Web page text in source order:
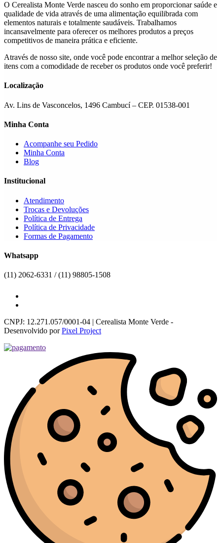
O Cerealista Monte Verde nasceu do sonho em proporcionar saúde e
qualidade de vida através de uma alimentação equilibrada com
elementos naturais e totalmente saudáveis. Trabalhamos
incansavelmente para oferecer os melhores produtos a preços
competitivos de maneira prática e eficiente.
Através de nosso site, onde você pode encontrar a melhor seleção de
itens com a comodidade de receber os produtos onde você preferir!
Localização
Av. Lins de Vasconcelos, 1496 Cambucí – CEP. 01538-001
Minha Conta
Acompanhe seu Pedido
Minha Conta
Blog
Institucional
Atendimento
Trocas e Devoluções
Política de Entrega
Política de Privacidade
Formas de Pagamento
Whatsapp
(11) 2062-6331 / (11) 98805-1508
CNPJ: 12.271.057/0001-04 | Cerealista Monte Verde -
Desenvolvido porPixel Project